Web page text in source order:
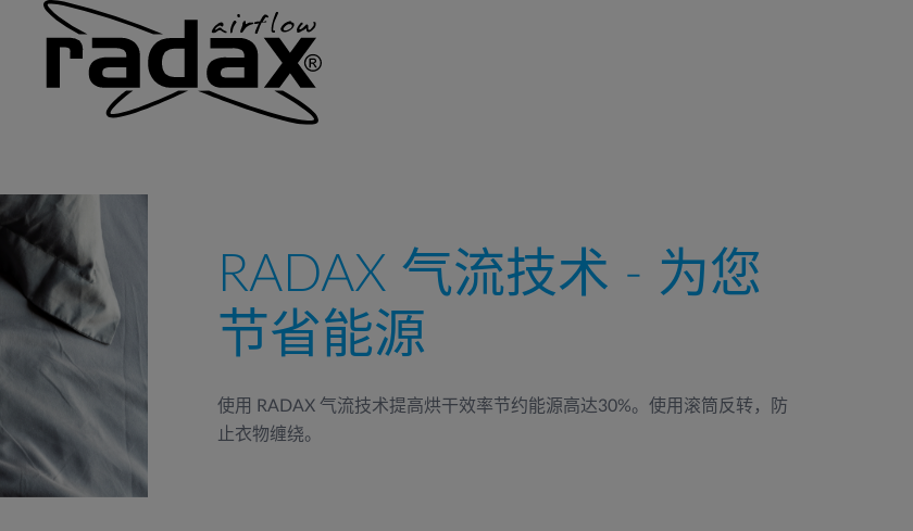
RADAX 气流技术 - 为您
节省能源
使用 RADAX 气流技术提高烘干效率节约能源高达30%。使用滚筒反转，防
止衣物缠绕。